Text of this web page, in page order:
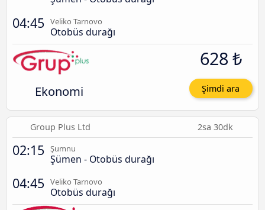
04:45 Veliko Tarnovo
Otobüs durağı
Ekonomi
628 ₺
Şimdi ara
Group Plus Ltd 2sa 30dk
02:15 Şumnu
Şümen - Otobüs durağı
04:45 Veliko Tarnovo
Otobüs durağı